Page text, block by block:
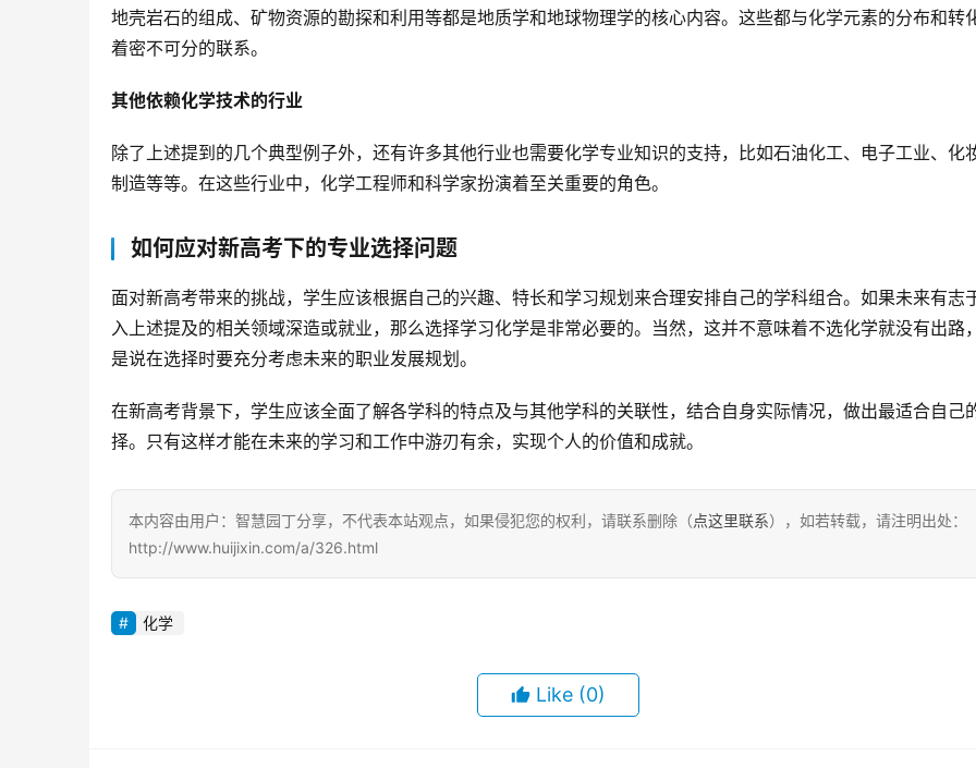
地壳岩石的组成、矿物资源的勘探和利用等都是地质学和地球物理学的核心内容。这些都与化学元素的分布和转
着密不可分的联系。
其他依赖化学技术的行业
除了上述提到的几个典型例子外，还有许多其他行业也需要化学专业知识的支持，比如石油化工、电子工业、化
制造等等。在这些行业中，化学工程师和科学家扮演着至关重要的角色。
如何应对新高考下的专业选择问题
面对新高考带来的挑战，学生应该根据自己的兴趣、特长和学习规划来合理安排自己的学科组合。如果未来有志
入上述提及的相关领域深造或就业，那么选择学习化学是非常必要的。当然，这并不意味着不选化学就没有出路
是说在选择时要充分考虑未来的职业发展规划。
在新高考背景下，学生应该全面了解各学科的特点及与其他学科的关联性，结合自身实际情况，做出最适合自己
择。只有这样才能在未来的学习和工作中游刃有余，实现个人的价值和成就。
本内容由用户：智慧园丁分享，不代表本站观点，如果侵犯您的权利，请联系删除（点这里联系），如若转载，请注明出处：
http://www.huijixin.com/a/326.html
化学
Like (0)